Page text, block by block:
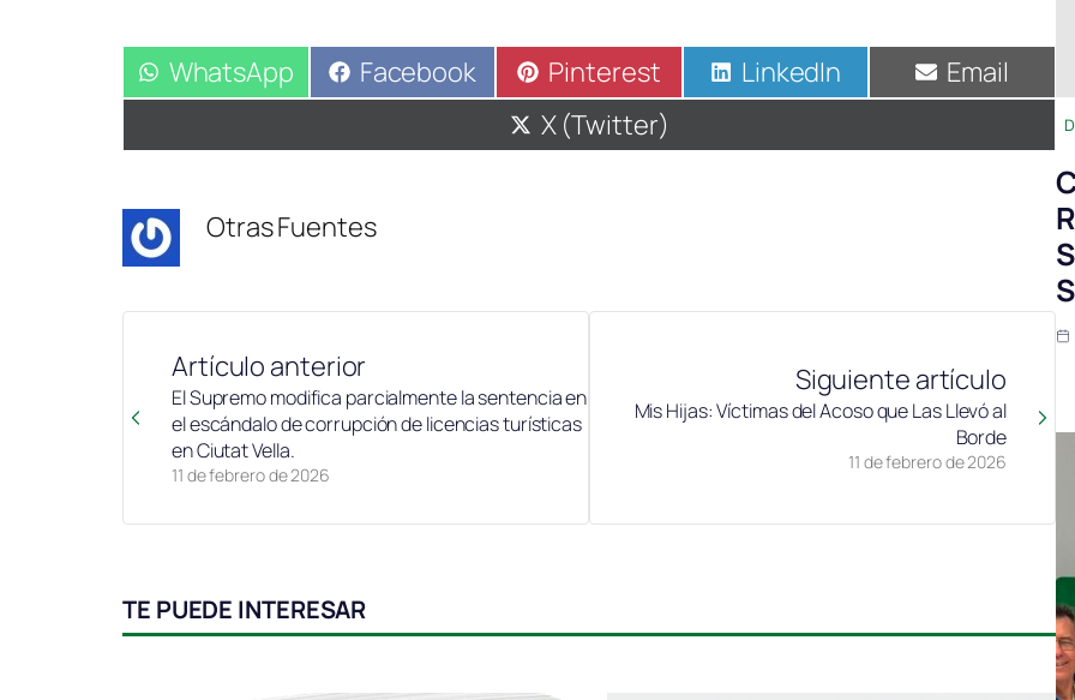
Compartir
en
WhatsApp Compartir
en
Facebook Compartir
en
Pinterest Compartir
en
LinkedIn Compartir
en
Email
Compartir
en
X (Twitter)
Otras Fuentes
Artículo anterior
11 de febrero de 2026
El Supremo modifica parcialmente la sentencia en
el escándalo de corrupción de licencias turísticas
en Ciutat Vella.
Siguiente artículo
11 de febrero de 2026
Mis Hijas: Víctimas del Acoso que Las Llevó al
Borde
TE PUEDE INTERESAR